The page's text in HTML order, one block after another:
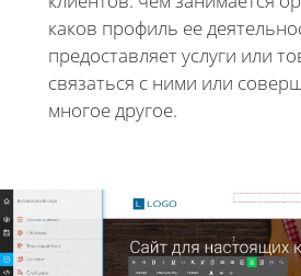
каков профиль ее
предоставляет услуги или
связаться с ними или
многое другое.